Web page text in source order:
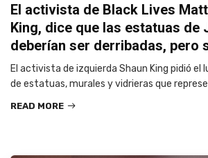
El activista de Black Lives
King, dice que las estatuas de
deberían ser derribadas, pero
El activista de izquierda Shaun King pidió el
de estatuas, murales y vidrieras que
READ MORE